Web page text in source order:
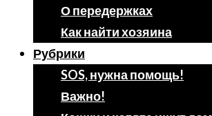
О передержках
Как найти хозяина
Рубрики
SOS, нужна помощь!
Важно!